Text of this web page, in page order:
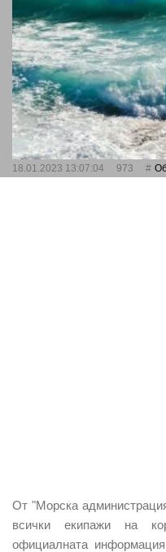
18.01.2023 13:07:04 973
От "Морска
всички екипажи на
официалната